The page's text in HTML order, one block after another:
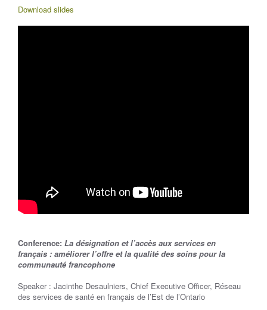
Download slides
Conference: La désignation et l’accès aux services en
français : améliorer l’offre et la qualité des soins pour la
communauté francophone
Speaker : Jacinthe Desaulniers, Chief Executive Officer, Réseau
des services de santé en français de l’Est de l’Ontario